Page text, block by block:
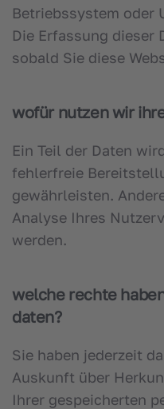
Betriebssystem oder
Die Erfassung dieser
sobald Sie diese
wofür nutzen wir
Ein Teil der Daten
fehlerfreie
gewährleisten.
Analyse Ihres
werden.
welche rechte
daten?
Sie haben jederzeit
Auskunft über
Ihrer gespeicherten